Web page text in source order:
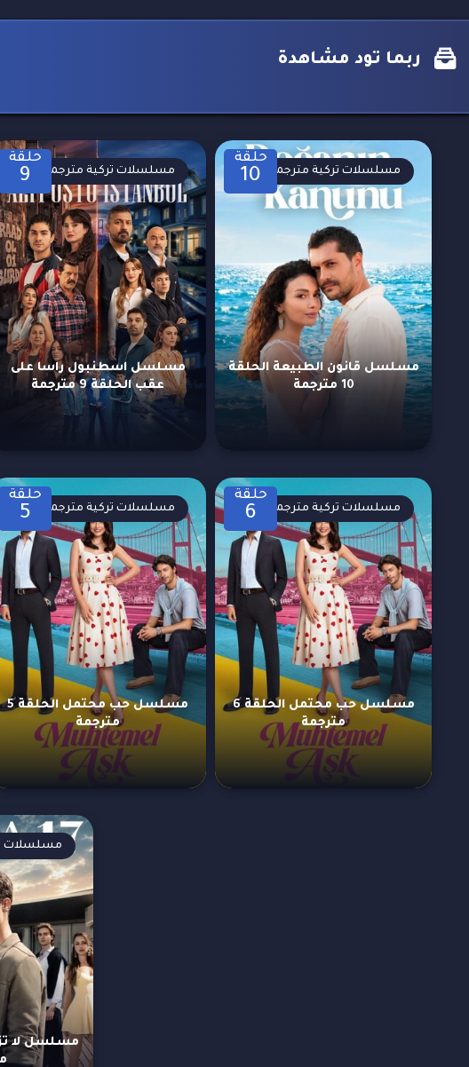
ربما تود مشاهدة
حلقة
10
مسلسل قانون الطبيعة الحلقة
10 مترجمة
مسلسلات تركية مترجمة
حلقة
9
مسلسل اسطنبول راسا على
عقب الحلقة 9 مترجمة
مسلسلات تركية مترجمة
حلقة
6
مسلسل حب محتمل الحلقة 6
مترجمة
مسلسلات تركية مترجمة
حلقة
5
مسلسل حب محتمل الحلقة 5
مترجمة
مسلسلات تركية مترجمة
مسلسلات